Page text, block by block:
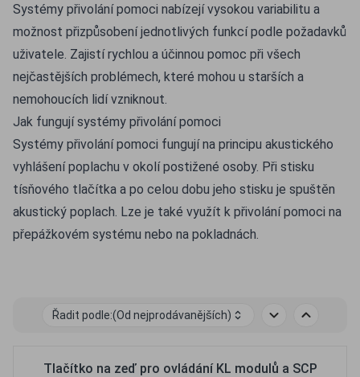
Systémy přivolání pomoci nabízejí vysokou variabilitu a
možnost přizpůsobení jednotlivých funkcí podle požadavků
uživatele. Zajistí rychlou a účinnou pomoc při všech
nejčastějších problémech, které mohou u starších a
nemohoucích lidí vzniknout.
Jak fungují systémy přivolání pomoci
Systémy přivolání pomoci fungují na principu akustického
vyhlášení poplachu v okolí postižené osoby. Při stisku
tísňového tlačítka a po celou dobu jeho stisku je spuštěn
akustický poplach. Lze je také využít k přivolání pomoci na
přepážkovém systému nebo na pokladnách.
Řadit podle:(Od nejprodávanějších)
Tlačítko na zeď pro ovládání KL modulů a SCP